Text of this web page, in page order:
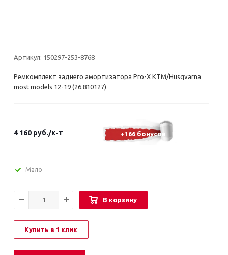
Артикул: 150297-253-8768
Ремкомплект заднего амортизатора Pro-X KTM/Husqvarna
most models 12-19 (26.810127)
4 160 руб./к-т +166 бонусов
Мало
В корзину
Купить в 1 клик